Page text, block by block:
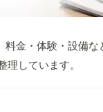
金・体験・設備
しています。